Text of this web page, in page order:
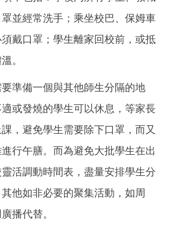
並經常洗手；乘坐校巴、保姆車
戴口罩；學生離家回校前，或抵
。
準備一個與其他師生分隔的地
或發燒的學生可以休息，等家長
，避免學生需要除下口罩，而又
行午膳。而為避免大批學生在出
活調動時間表，盡量安排學生分
他如非必要的聚集活動，如周
播代替。